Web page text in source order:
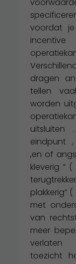
voordat je
dragen
tellen
worden
uitsluiten
eindpunt
,en of
kleverig ”
plakkerig”
met
van
meer
verlaten
toezicht